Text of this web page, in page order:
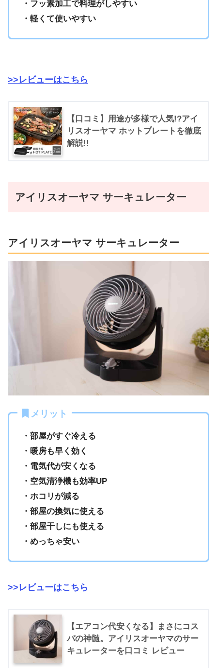
・フッ素加工で料理がしやすい
・軽くて使いやすい
>>レビューはこちら
【口コミ】用途が多様で人気!?アイ
リスオーヤマ ホットプレートを徹底
解説!!
アイリスオーヤマ サーキュレーター
アイリスオーヤマ サーキュレーター
メリット
・部屋がすぐ冷える
・暖房も早く効く
・電気代が安くなる
・空気清浄機も効率UP
・ホコリが減る
・部屋の換気に使える
・部屋干しにも使える
・めっちゃ安い
>>レビューはこちら
【エアコン代安くなる】まさにコス
パの神髄。アイリスオーヤマのサー
キュレーターを口コミ レビュー